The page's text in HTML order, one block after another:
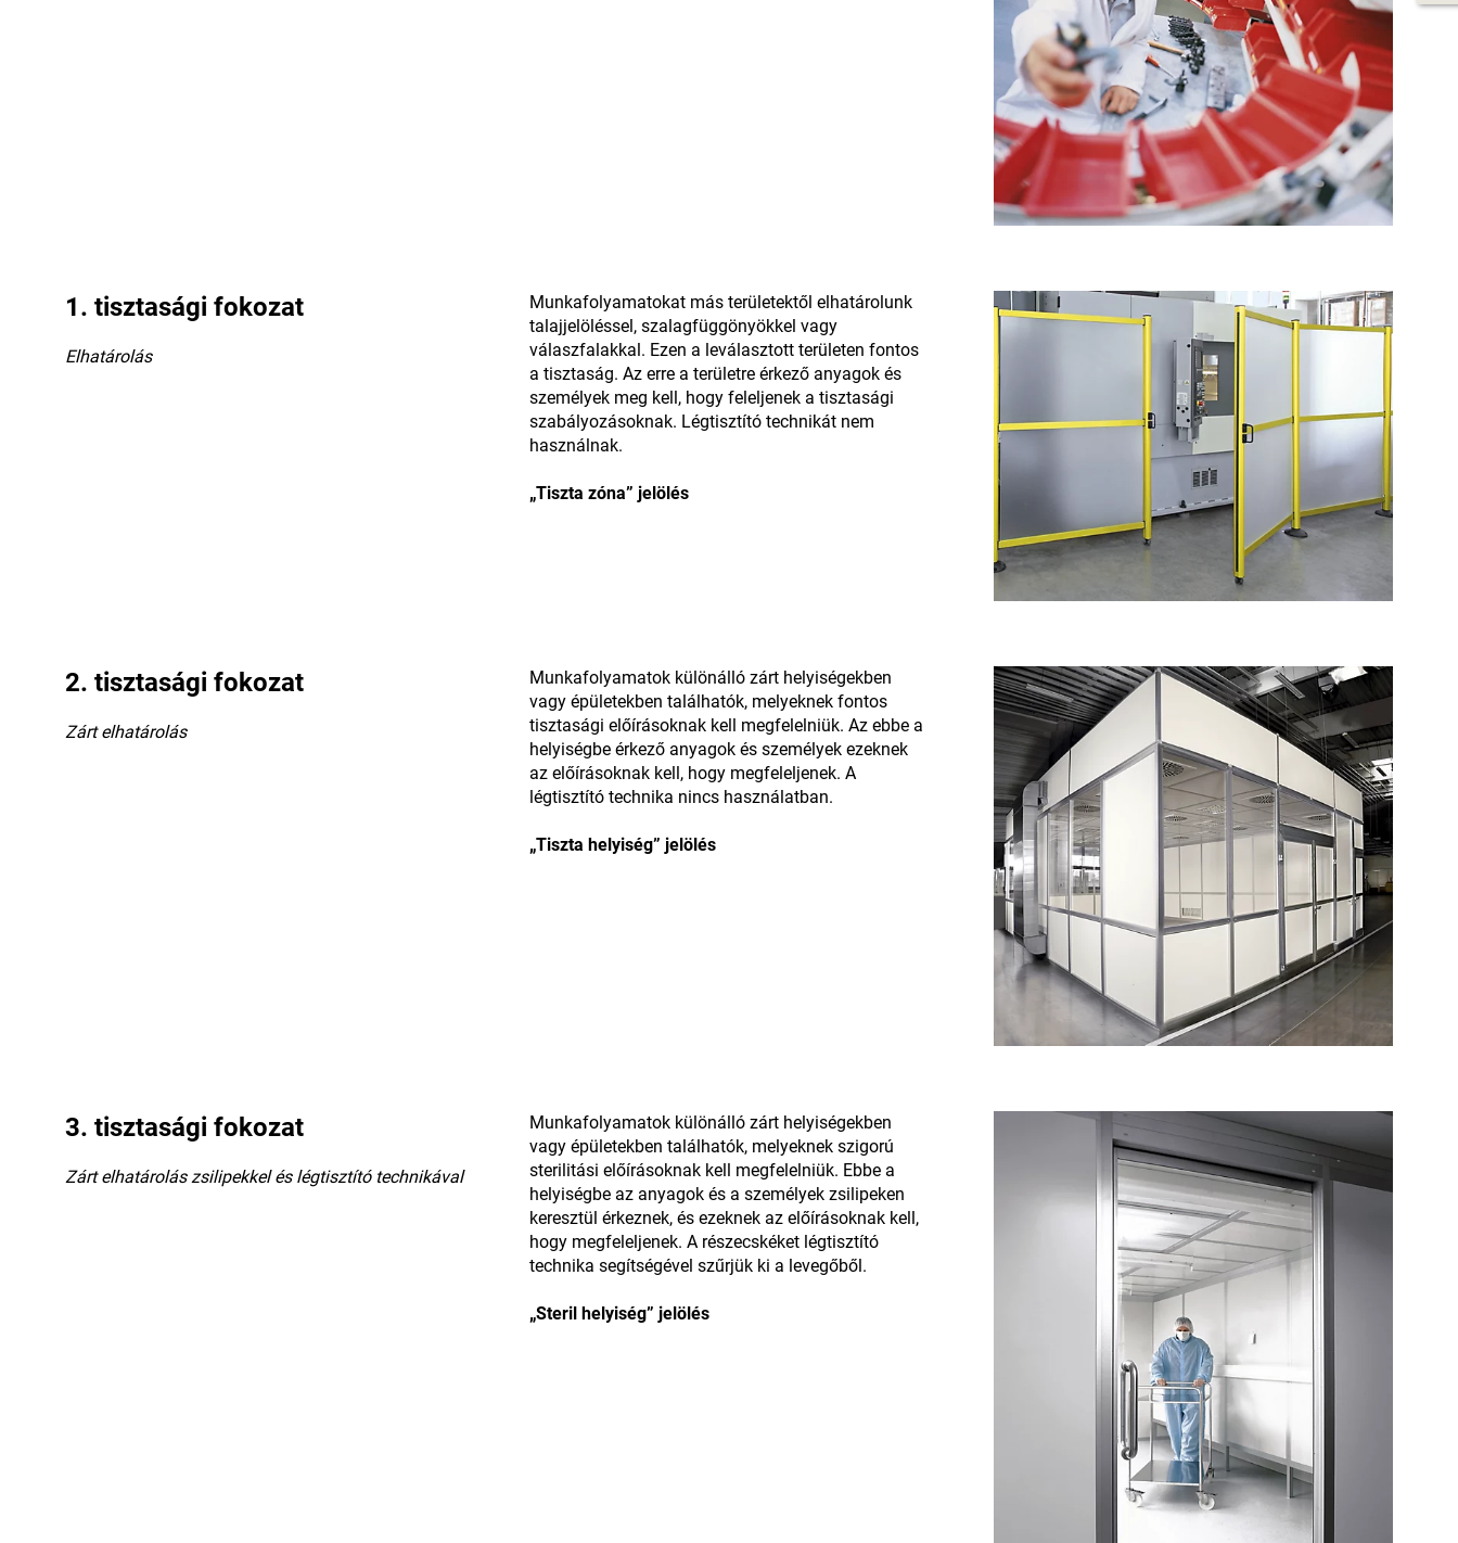
1. tisztasági fokozat
Elhatárolás
Munkafolyamatokat más területektől elhatárolunk
talajjelöléssel, szalagfüggönyökkel vagy
válaszfalakkal. Ezen a leválasztott területen fontos
a tisztaság. Az erre a területre érkező anyagok és
személyek meg kell, hogy feleljenek a tisztasági
szabályozásoknak. Légtisztító technikát nem
használnak.
„Tiszta zóna” jelölés
2. tisztasági fokozat
Zárt elhatárolás
Munkafolyamatok különálló zárt helyiségekben
vagy épületekben találhatók, melyeknek fontos
tisztasági előírásoknak kell megfelelniük. Az ebbe a
helyiségbe érkező anyagok és személyek ezeknek
az előírásoknak kell, hogy megfeleljenek. A
légtisztító technika nincs használatban.
„Tiszta helyiség” jelölés
3. tisztasági fokozat
Zárt elhatárolás zsilipekkel és légtisztító technikával
Munkafolyamatok különálló zárt helyiségekben
vagy épületekben találhatók, melyeknek szigorú
sterilitási előírásoknak kell megfelelniük. Ebbe a
helyiségbe az anyagok és a személyek zsilipeken
keresztül érkeznek, és ezeknek az előírásoknak kell,
hogy megfeleljenek. A részecskéket légtisztító
technika segítségével szűrjük ki a levegőből.
„Steril helyiség” jelölés